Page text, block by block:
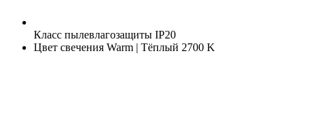
Класс пылевлагозащиты IP20
Цвет свечения Warm | Тёплый 2700 K